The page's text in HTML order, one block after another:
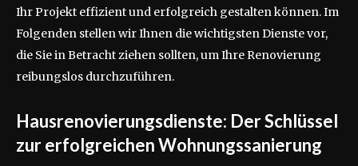
Ihr Projekt effizient und erfolgreich gestalten können. Im
Folgenden stellen wir Ihnen die wichtigsten Dienste vor,
die Sie in Betracht ziehen sollten, um Ihre Renovierung
reibungslos durchzuführen.
Hausrenovierungsdienste: Der Schlüssel
zur erfolgreichen Wohnungssanierung